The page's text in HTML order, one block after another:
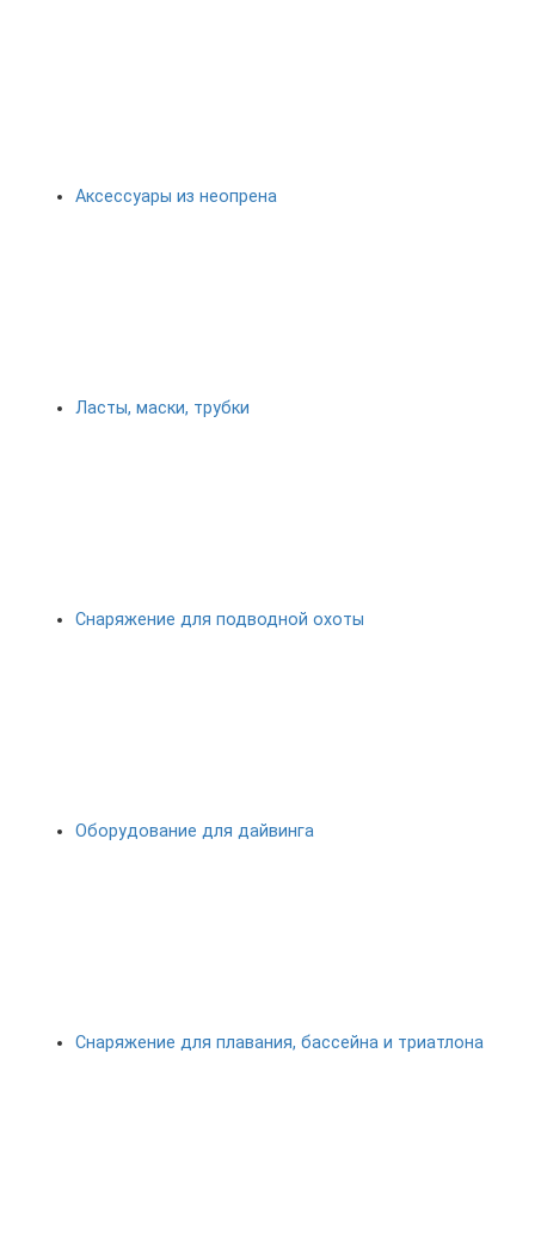
Аксессуары из неопрена
Ласты, маски, трубки
Снаряжение для подводной охоты
Оборудование для дайвинга
Снаряжение для плавания, бассейна и триатлона